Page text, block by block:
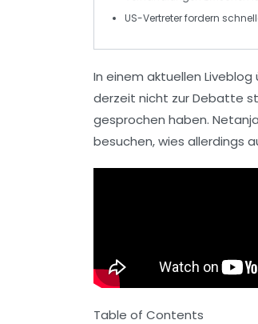
US-Vertreter fordern
In einem aktuellen Liveblog
derzeit nicht zur Debatte
gesprochen haben.
besuchen, wies allerdings
Table of Contents